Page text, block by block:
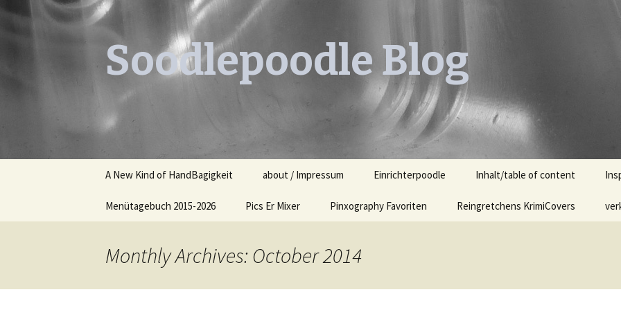
Soodlepoodle Blog
content
A New Kind of HandBagigkeit about / Impressum Einrichterpoodle Inhalt/table of content
Menütagebuch 2015-2026
Menütagebuch 2016
Pics Er Mixer Pinxography Favoriten Reingretchens KrimiCovers
Monthly Archives: October 2014